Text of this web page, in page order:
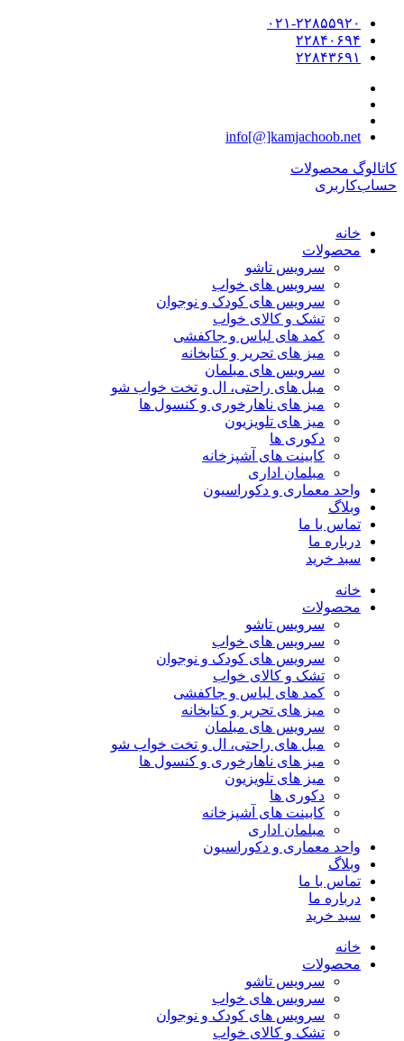
۰۲۱-۲۲۸۵۵۹۲۰
۲۲۸۴۰۶۹۴
۲۲۸۴۳۶۹۱
info[@]kamjachoob.net
کاتالوگ محصولات
حساب‌کاربری
خانه
محصولات
سرویس تاشو
سرویس های خواب
سرویس های کودک و نوجوان
تشک و کالای خواب
کمد های لباس و جاکفشی
میز های تحریر و کتابخانه
سرویس های مبلمان
مبل های راحتی، ال و تخت خواب شو
میز های ناهارخوری و کنسول ها
میز های تلویزیون
دکوری ها
کابینت های آشپزخانه
مبلمان اداری
واحد معماری و دکوراسیون
وبلاگ
تماس با ما
درباره ما
سبد خرید
خانه
محصولات
سرویس تاشو
سرویس های خواب
سرویس های کودک و نوجوان
تشک و کالای خواب
کمد های لباس و جاکفشی
میز های تحریر و کتابخانه
سرویس های مبلمان
مبل های راحتی، ال و تخت خواب شو
میز های ناهارخوری و کنسول ها
میز های تلویزیون
دکوری ها
کابینت های آشپزخانه
مبلمان اداری
واحد معماری و دکوراسیون
وبلاگ
تماس با ما
درباره ما
سبد خرید
خانه
محصولات
سرویس تاشو
سرویس های خواب
سرویس های کودک و نوجوان
تشک و کالای خواب